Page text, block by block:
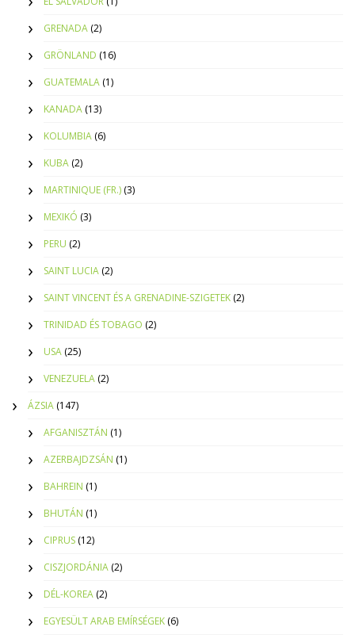
GRENADA (2)
GRÖNLAND (16)
GUATEMALA (1)
KANADA (13)
KOLUMBIA (6)
KUBA (2)
MARTINIQUE (FR.) (3)
MEXIKÓ (3)
PERU (2)
SAINT LUCIA (2)
SAINT VINCENT ÉS A GRENADINE-SZIGETEK (2)
TRINIDAD ÉS TOBAGO (2)
USA (25)
VENEZUELA (2)
ÁZSIA (147)
AFGANISZTÁN (1)
AZERBAJDZSÁN (1)
BAHREIN (1)
BHUTÁN (1)
CIPRUS (12)
CISZJORDÁNIA (2)
DÉL-KOREA (2)
EGYESÜLT ARAB EMÍRSÉGEK (6)